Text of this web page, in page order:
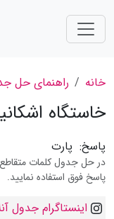
خانه راهنمای حل
خاستگاه
پاسخ: پارت
در حل جدول کلمات
پاسخ فوق استفاده نمایید.
اینستاگرام جدول